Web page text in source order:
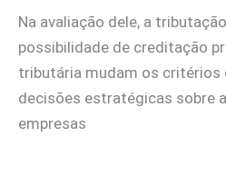
Na avaliação dele, a
possibilidade de creditação
tributária mudam os critérios
decisões estratégicas sobre
empresas